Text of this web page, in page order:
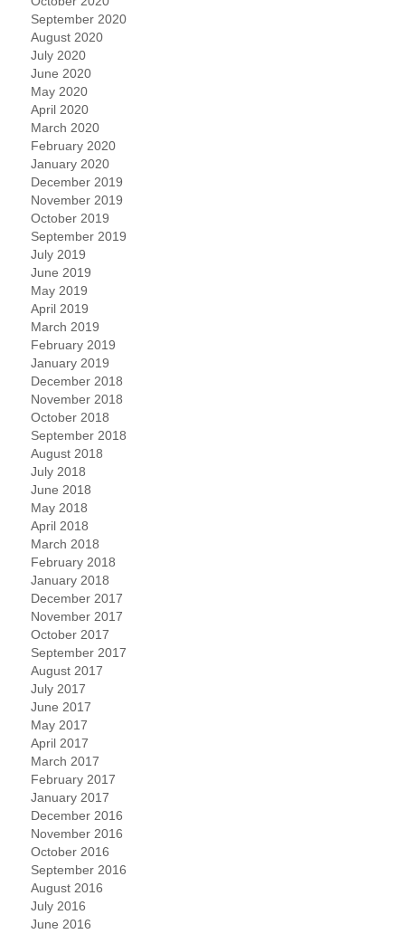
September 2020
August 2020
July 2020
June 2020
May 2020
April 2020
March 2020
February 2020
January 2020
December 2019
November 2019
October 2019
September 2019
July 2019
June 2019
May 2019
April 2019
March 2019
February 2019
January 2019
December 2018
November 2018
October 2018
September 2018
August 2018
July 2018
June 2018
May 2018
April 2018
March 2018
February 2018
January 2018
December 2017
November 2017
October 2017
September 2017
August 2017
July 2017
June 2017
May 2017
April 2017
March 2017
February 2017
January 2017
December 2016
November 2016
October 2016
September 2016
August 2016
July 2016
June 2016